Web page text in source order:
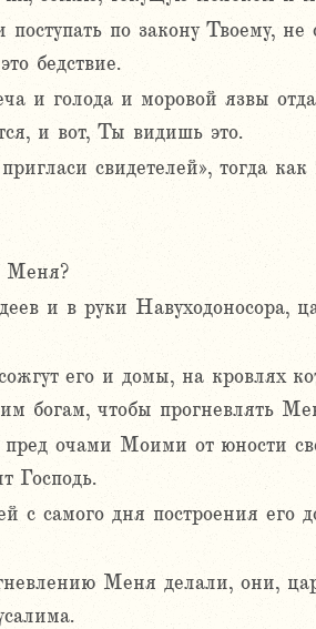
по закону Твоему, не
бедствие.
и голода и моровой язвы
и вот, Ты видишь это.
свидетелей», тогда как
Меня?
и в руки Навуходоносора,
его и домы, на кровлях
богам, чтобы прогневлять
очами Моими от юности
Господь.
самого дня построения его
Меня делали, они,